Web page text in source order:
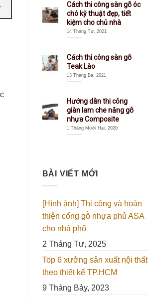
Cách thi công sàn gỗ óc
chó kỹ thuật đẹp, tiết
kiệm cho chủ nhà
14 Tháng Tư, 2021
Cách thi công sàn gỗ
Teak Lào
13 Tháng Ba, 2021
Hướng dẫn thi công
giàn lam che nắng gỗ
nhựa Composite
1 Tháng Mười Hai, 2020
BÀI VIẾT MỚI
[Hình ảnh] Thi công và hoàn
thiện cổng gỗ nhựa phủ ASA
cho nhà phố
2 Tháng Tư, 2025
Top 6 xưởng sản xuất nội thất
theo thiết kế TP.HCM
9 Tháng Bảy, 2023